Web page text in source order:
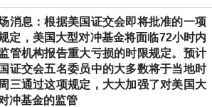
消息：根据美国证交会即将批准的一项
定，美国大型对冲基金将面临72小时内
管机构报告重大亏损的时限规定。预计
证交会五名委员中的大多数将于当地时
三通过这项规定，大大加强了对美国大
冲基金的监管